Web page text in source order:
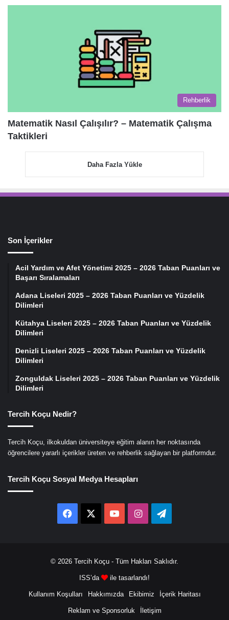
Rehberlik
Matematik Nasıl Çalışılır? – Matematik Çalışma
Taktikleri
Daha Fazla Yükle
Son İçerikler
Acil Yardım ve Afet Yönetimi 2025 – 2026 Taban Puanları ve
Başarı Sıralamaları
Adana Liseleri 2025 – 2026 Taban Puanları ve Yüzdelik
Dilimleri
Kütahya Liseleri 2025 – 2026 Taban Puanları ve Yüzdelik
Dilimleri
Denizli Liseleri 2025 – 2026 Taban Puanları ve Yüzdelik
Dilimleri
Zonguldak Liseleri 2025 – 2026 Taban Puanları ve Yüzdelik
Dilimleri
Tercih Koçu Nedir?
Tercih Koçu, ilkokuldan üniversiteye eğitim alanın her noktasında
öğrencilere yararlı içerikler üreten ve rehberlik sağlayan bir platformdur.
Tercih Koçu Sosyal Medya Hesapları
Facebook YouTubeInstagramTelegram
© 2026 Tercih Koçu - Tüm Hakları Saklıdır.
ISS’da ile tasarlandı!
Kullanım Koşulları Hakkımızda Ekibimiz İçerik Haritası
Reklam ve Sponsorluk İletişim